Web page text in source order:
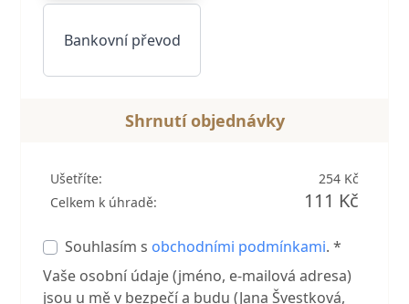
Bankovní převod
Shrnutí objednávky
Ušetříte:
254 Kč
Celkem k úhradě:
111 Kč
Souhlasím s obchodními podmínkami. *
Vaše osobní údaje (jméno, e-mailová adresa)
jsou u mě v bezpečí a budu (Jana Švestková,